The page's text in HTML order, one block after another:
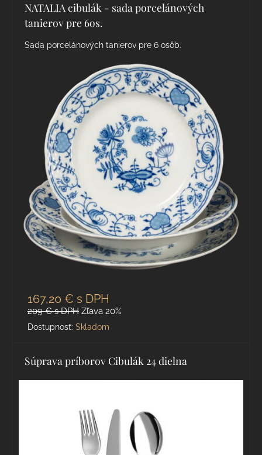
NATALIA cibulák - sada porcelánových
tanierov pre 6os.
Sada porcelánových tanierov pre 6 osôb.
167,20 € s DPH
209 €s DPH Zľava 20%
Dostupnosť: Skladom
Súprava príborov Cibulák 24 dielna